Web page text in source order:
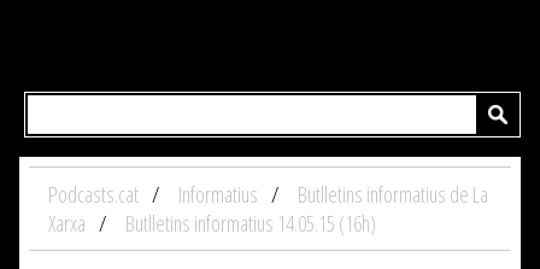
Podcasts.cat Informatius
Butlletins informatius de La
Xarxa
Butlletins informatius 14.05.15 (16h)